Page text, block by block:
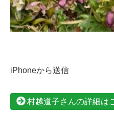
iPhoneから送信
村越道子さんの詳細は